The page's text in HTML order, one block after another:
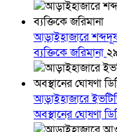
আড়াইহাজারে
ব্যক্তিকে জরিমানা
আড়াইহাজারে
অবস্থানের ঘোষণা